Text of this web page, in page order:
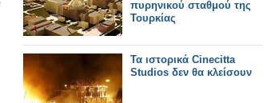
πυρηνικού σταθμού της
Τουρκίας
Τα ιστορικά Cinecitta
Studios δεν θα κλείσουν